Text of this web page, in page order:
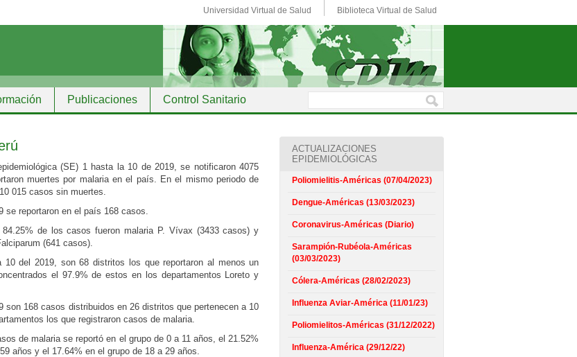
Universidad Virtual de Salud Biblioteca Virtual de Salud
Publicaciones Control Sanitario
(SE) 1 hasta la 10 de 2019, se notificaron 4075
muertes por malaria en el país. En el mismo periodo de
015 casos sin muertes.
se reportaron en el país 168 casos.
de los casos fueron malaria P. Vívax (3433 casos) y
(641 casos).
10 del 2019, son 68 distritos los que reportaron al menos un
el 97.9% de estos en los departamentos Loreto y
son 168 casos distribuidos en 26 distritos que pertenecen a 10
los que registraron casos de malaria.
de malaria se reportó en el grupo de 0 a 11 años, el 21.52%
años y el 17.64% en el grupo de 18 a 29 años.
ACTUALIZACIONES
EPIDEMIOLÓGICAS
Poliomielitis-Américas (07/04/2023)
Dengue-Américas (13/03/2023)
Coronavirus-Américas (Diario)
Sarampión-Rubéola-Américas
(03/03/2023)
Cólera-Américas (28/02/2023)
Influenza Aviar-América (11/01/23)
Poliomielitos-Américas (31/12/2022)
Influenza-América (29/12/22)